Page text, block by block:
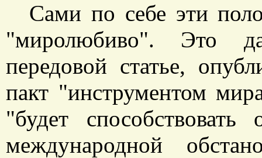
Сами по себе эти
"миролюбиво". Это
передовой статье,
пакт "инструментом
"будет
международной